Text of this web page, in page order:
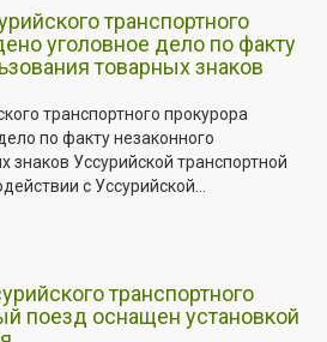
транспортного
уголовное дело по факту
товарных знаков
транспортного прокурора
по факту незаконного
знаков Уссурийской транспортной
с Уссурийской...
транспортного
поезд оснащен установкой